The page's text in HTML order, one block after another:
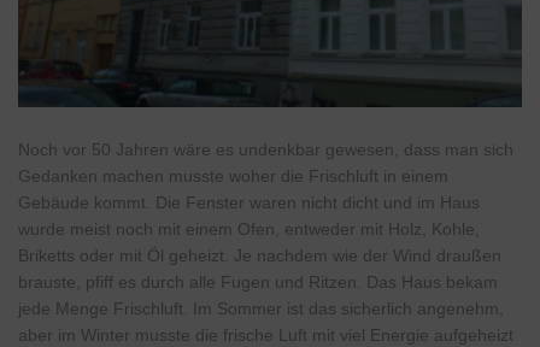
Noch vor 50 Jahren wäre es undenkbar gewesen, dass man sich
Gedanken machen musste woher die Frischluft in einem
Gebäude kommt. Die Fenster waren nicht dicht und im Haus
wurde meist noch mit einem Ofen, entweder mit Holz, Kohle,
Briketts oder mit Öl geheizt. Je nachdem wie der Wind draußen
brauste, pfiff es durch alle Fugen und Ritzen. Das Haus bekam
jede Menge Frischluft. Im Sommer ist das sicherlich angenehm,
aber im Winter musste die frische Luft mit viel Energie aufgeheizt